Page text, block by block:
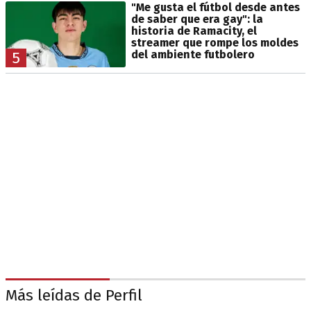
5
"Me gusta el fútbol desde antes
de saber que era gay": la
historia de Ramacity, el
streamer que rompe los moldes
del ambiente futbolero
Más leídas de Perfil